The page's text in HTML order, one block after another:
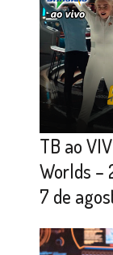
TB ao
Worlds –
7 de